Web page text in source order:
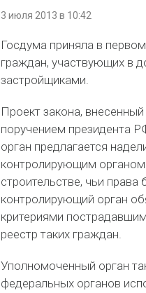
3 июля 2013 в 10:42
Госдума приняла в
граждан, участвующих в
застройщиками.
Проект закона,
поручением президента
орган предлагается
контролирующим
строительстве, чьи
контролирующий орган
критериями
реестр таких граждан.
Уполномоченный орган
федеральных органов